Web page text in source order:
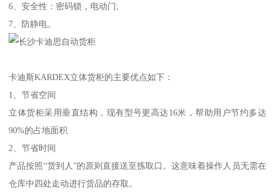
6、安全性：密码锁，电动门;
7、防静电。
卡迪斯KARDEX立体货柜的主要优点如下：
1、节省空间
立体货柜采用垂直结构，现有型号更高达16米，帮助用户节约多达
90%的占地面积
2、节省时间
产品按照“货到人”的原则直接送至拣取口。这意味着操作人员无需在
仓库中四处走动进行货品的存取。